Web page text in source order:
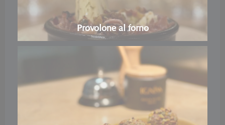
Provolone al forno